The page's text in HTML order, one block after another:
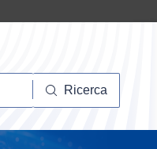
Ricerca